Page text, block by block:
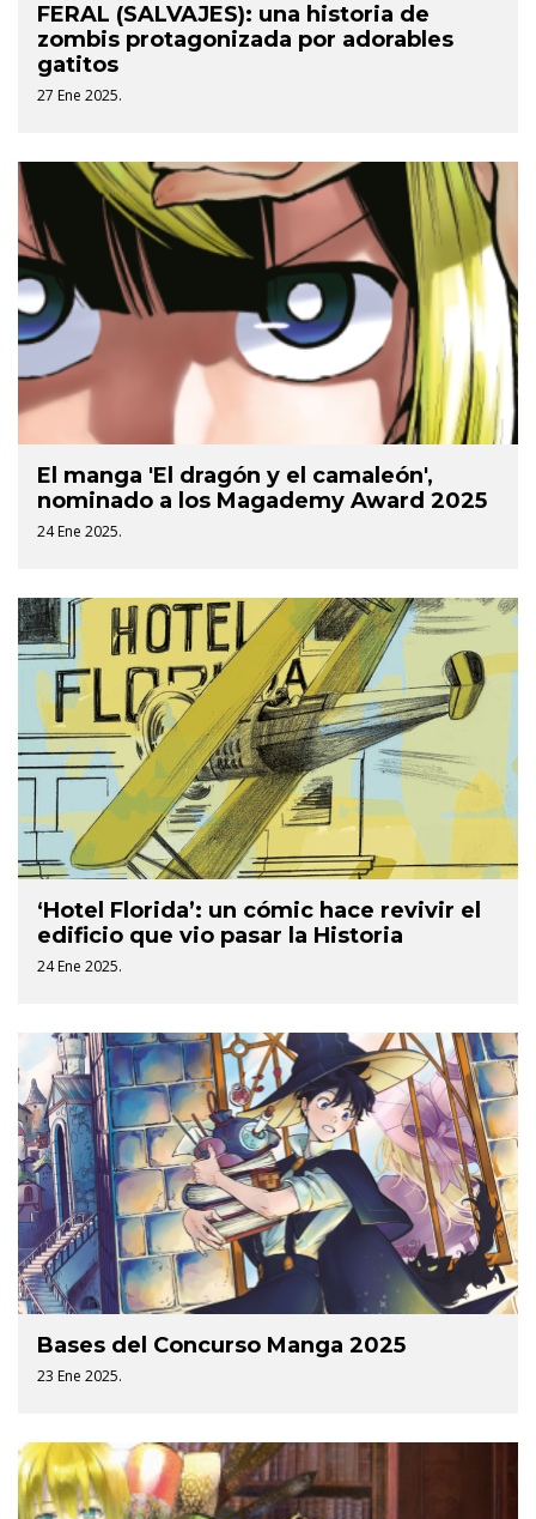
FERAL (SALVAJES): una historia de
zombis protagonizada por adorables
gatitos
27 Ene 2025.
El manga 'El dragón y el camaleón',
nominado a los Magademy Award 2025
24 Ene 2025.
‘Hotel Florida’: un cómic hace revivir el
edificio que vio pasar la Historia
24 Ene 2025.
Bases del Concurso Manga 2025
23 Ene 2025.